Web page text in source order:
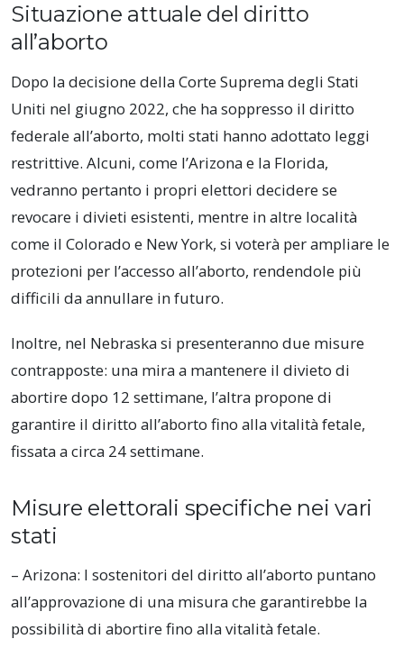
Situazione attuale del diritto
all’aborto
Dopo la decisione della Corte Suprema degli Stati
Uniti nel giugno 2022, che ha soppresso il diritto
federale all’aborto, molti stati hanno adottato leggi
restrittive. Alcuni, come l’Arizona e la Florida,
vedranno pertanto i propri elettori decidere se
revocare i divieti esistenti, mentre in altre località
come il Colorado e New York, si voterà per ampliare le
protezioni per l’accesso all’aborto, rendendole più
difficili da annullare in futuro.
Inoltre, nel Nebraska si presenteranno due misure
contrapposte: una mira a mantenere il divieto di
abortire dopo 12 settimane, l’altra propone di
garantire il diritto all’aborto fino alla vitalità fetale,
fissata a circa 24 settimane.
Misure elettorali specifiche nei vari
stati
– Arizona: I sostenitori del diritto all’aborto puntano
all’approvazione di una misura che garantirebbe la
possibilità di abortire fino alla vitalità fetale.